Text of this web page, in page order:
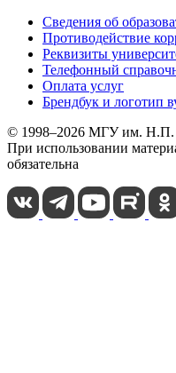
Сведения об
Противодействие
Реквизиты
Телефонный
Оплата услуг
Брендбук и логотип
© 1998–2026 МГУ им.
При использовании
обязательна